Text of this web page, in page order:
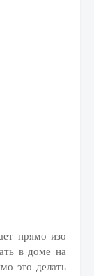
прямо изо
в доме на
это делать